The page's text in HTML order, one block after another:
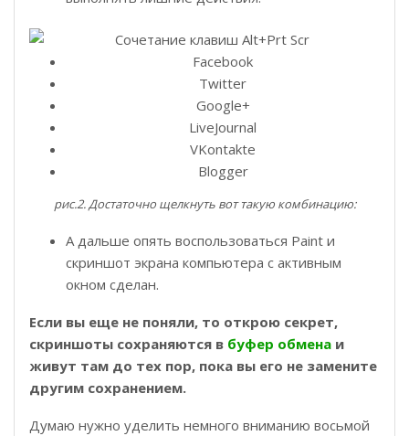
Facebook
Twitter
Google+
LiveJournal
VKontakte
Blogger
рис.2. Достаточно щелкнуть вот такую комбинацию:
А дальше опять воспользоваться Paint и
скриншот экрана компьютера с активным
окном сделан.
Если вы еще не поняли, то открою секрет,
скриншоты сохраняются в буфер обмена и
живут там до тех пор, пока вы его не замените
другим сохранением.
Думаю нужно уделить немного вниманию восьмой